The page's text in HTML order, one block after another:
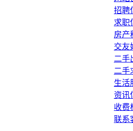
招聘
求职
房产
交友
二手
二手
生活
资讯
收费
联系